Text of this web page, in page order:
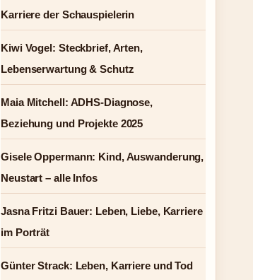
Karriere der Schauspielerin
Kiwi Vogel: Steckbrief, Arten,
Lebenserwartung & Schutz
Maia Mitchell: ADHS-Diagnose,
Beziehung und Projekte 2025
Gisele Oppermann: Kind, Auswanderung,
Neustart – alle Infos
Jasna Fritzi Bauer: Leben, Liebe, Karriere
im Porträt
Günter Strack: Leben, Karriere und Tod